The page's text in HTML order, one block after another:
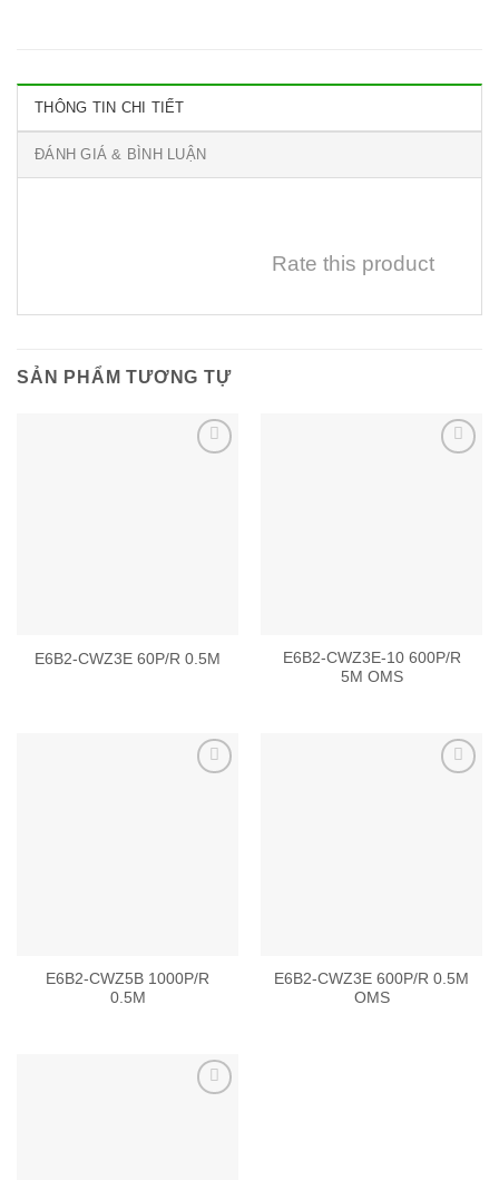
THÔNG TIN CHI TIẾT
ĐÁNH GIÁ & BÌNH LUẬN
Rate this product
SẢN PHẨM TƯƠNG TỰ
E6B2-CWZ3E 60P/R 0.5M
E6B2-CWZ3E-10 600P/R
5M OMS
E6B2-CWZ5B 1000P/R
0.5M
E6B2-CWZ3E 600P/R 0.5M
OMS